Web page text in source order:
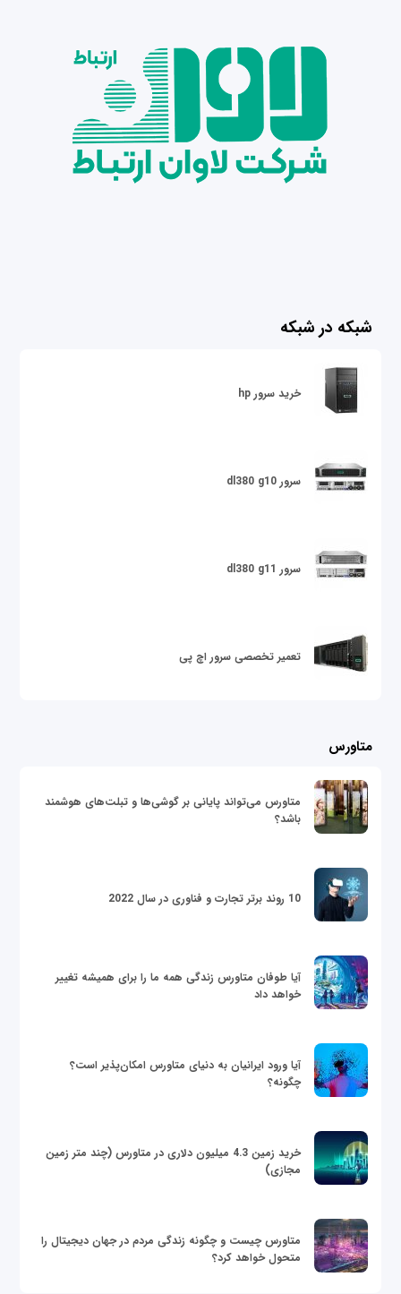
شبکه در شبکه
خرید سرور hp
سرور dl380 g10
سرور dl380 g11
تعمیر تخصصی سرور اچ پی
متاورس
متاورس می‌تواند پایانی بر گوشی‌ها و تبلت‌های هوشمند
باشد؟
10 روند برتر تجارت و فناوری در سال 2022
آیا طوفان متاورس زندگی همه ما را برای همیشه تغییر
خواهد داد
آیا ورود ایرانیان به دنیای متاورس امکان‌پذیر است؟
چگونه؟
خرید زمین 4.3 میلیون دلاری در متاورس (چند متر زمین
مجازی)
متاورس چیست و چگونه زندگی مردم در جهان دیجیتال را
متحول خواهد کرد؟